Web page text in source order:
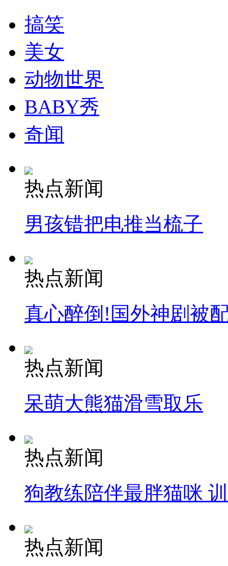
搞笑
美女
动物世界
BABY秀
奇闻
热点新闻
男孩错把电推当梳子
热点新闻
真心醉倒!国外神剧被
热点新闻
呆萌大熊猫滑雪取乐
热点新闻
狗教练陪伴最胖猫咪
热点新闻